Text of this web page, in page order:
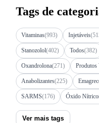
Tags de
Vitaminas(993) Injetáveis
Stanozolol(402) Todos(382)
Oxandrolona(271) Produtos
Anabolizantes(225)
SARMS(176) Óxido Nítrico
Ver mais tags